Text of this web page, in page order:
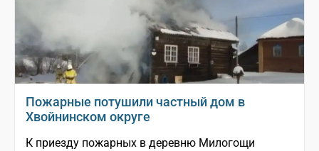
Пожарные потушили частный дом в
Хвойнинском округе
К приезду пожарных в деревню Милогощи